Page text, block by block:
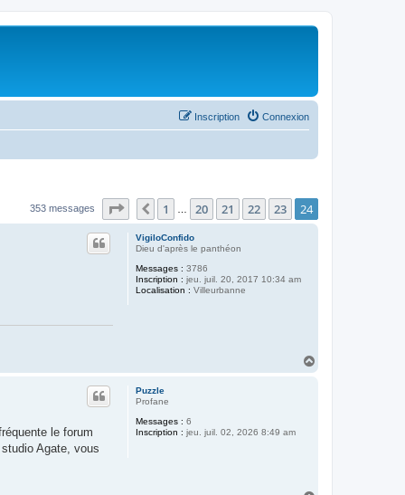
Connexion
Inscription
353 messages Page 24 24
Précédent
1 20 21 22 23 24
VigiloConfido
Dieu d'après le panthéon
Messages : 3786
Inscription : jeu. juil. 20, 2017 10:34 am
Localisation : Villeurbanne
Puzzle
Profane
Messages : 6
Inscription : jeu. juil. 02, 2026 8:49 am
le forum
Agate, vous